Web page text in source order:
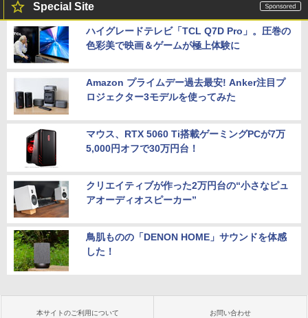
Special Site
ハイグレードテレビ「TCL Q7D Pro」。圧巻の
色彩美で映画＆ゲームが極上体験に
Amazon プライムデー過去最安! Anker注目プ
ロジェクター3モデルを使ってみた
マウス、RTX 5060 Ti搭載ゲーミングPCが7万
5,000円オフで30万円台！
クリエイティブが作った2万円台の“小さなピュ
アオーディオスピーカー”
鳥肌ものの「DENON HOME」サウンドを体感
した！
本サイトのご利用について お問い合わせ